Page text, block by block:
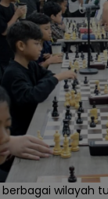
wilayah